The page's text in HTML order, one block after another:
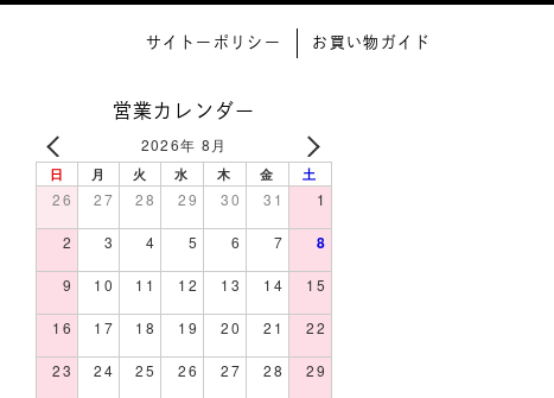
サイトーポリシー お買い物ガイド
営業カレンダー
2026年 8月
日 月 火 水 木 金 土
26 27 28 29 30 31 1
2 3 4 5 6 7 8
9 10 11 12 13 14 15
16 17 18 19 20 21 22
23 24 25 26 27 28 29